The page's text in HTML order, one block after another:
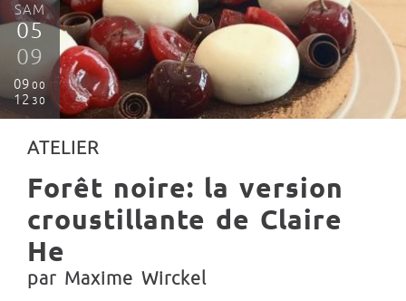
SAM
05
09
09 00
12 30
ATELIER
Forêt noire: la version
croustillante de Claire
He
par Maxime Wirckel